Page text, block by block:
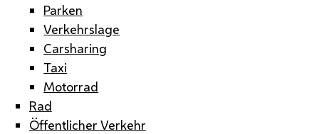
Parken
Verkehrslage
Carsharing
Taxi
Motorrad
Rad
Öffentlicher Verkehr